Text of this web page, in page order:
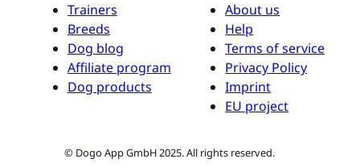
Trainers
Breeds
Dog blog
Affiliate program
Dog products
About us
Help
Terms of service
Privacy Policy
Imprint
EU project
© Dogo App GmbH 2025. All rights reserved.